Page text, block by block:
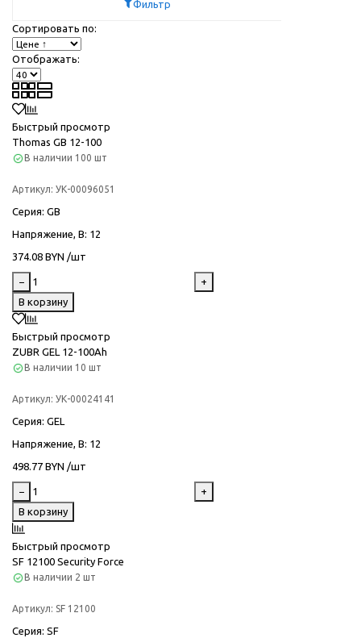
Фильтр
Сортировать по:
Отображать:
Быстрый просмотр
Thomas GB 12-100
В наличии 100 шт
Артикул: УК-00096051
Серия: GB
Напряжение, В: 12
374.08 BYN /шт
−
+
В корзину
Быстрый просмотр
ZUBR GEL 12-100Ah
В наличии 10 шт
Артикул: УК-00024141
Серия: GEL
Напряжение, В: 12
498.77 BYN /шт
−
+
В корзину
Быстрый просмотр
SF 12100 Security Force
В наличии 2 шт
Артикул: SF 12100
Серия: SF